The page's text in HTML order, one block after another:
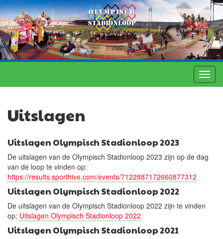
Uitslagen
Uitslagen Olympisch Stadionloop 2023
De uitslagen van de Olympisch Stadionloop 2023 zijn op de dag
van de loop te vinden op:
https://results.sporthive.com/events/7122887172660877312
Uitslagen Olympisch Stadionloop 2022
De uitslagen van de Olympisch Stadionloop 2022 zijn te vinden
op: Uitslagen Olympisch Stadionloop 2022
Uitslagen Olympisch Stadionloop 2021